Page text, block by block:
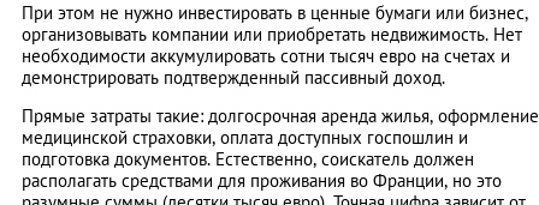
При этом не нужно инвестировать в ценные бумаги или бизнес,
организовывать компании или приобретать недвижимость. Нет
необходимости аккумулировать сотни тысяч евро на счетах и
демонстрировать подтвержденный пассивный доход.
Прямые затраты такие: долгосрочная аренда жилья, оформление
медицинской страховки, оплата доступных госпошлин и
подготовка документов. Естественно, соискатель должен
располагать средствами для проживания во Франции, но это